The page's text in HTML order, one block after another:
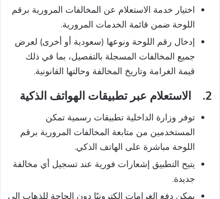
اختيار خدمة الاستعلام عن المخالفات المرورية برقم
اللوحة ضمن قائمة الخدمات المرورية.
إدخال رقم اللوحة ونوعها (سعودية أو أخرى) لعرض
جميع المخالفات المسجلة بالتفصيل، بما في ذلك
قيمة الغرامة وتاريخ المخالفة وحالتها القانونية.
2. الاستعلام عبر تطبيقات الهواتف الذكية
توفر وزارة الداخلية تطبيقات رسمية تمكن
المستخدمين من متابعة المخالفات المرورية برقم
اللوحة مباشرة على الهاتف الذكي.
يتيح التطبيق إشعارات فورية عند تسجيل أي مخالفة
جديدة.
يمكن دفع الغرامات إلكترونيًا دون الحاجة للذهاب إلى